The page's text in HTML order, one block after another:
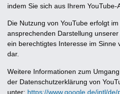
indem Sie sich aus Ihrem YouTube-
Die Nutzung von YouTube erfolgt
ansprechenden Darstellung
ein berechtigtes Interesse im Sinne
dar.
Weitere Informationen zum
der Datenschutzerklärung von
unter: https://www.google.de/intl/de/